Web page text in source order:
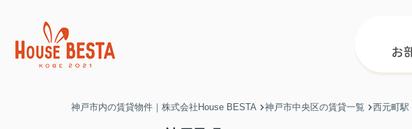
お
神戸市内の賃貸物件｜株式会社House BESTA 神戸市中央区の賃貸一覧 西元町駅